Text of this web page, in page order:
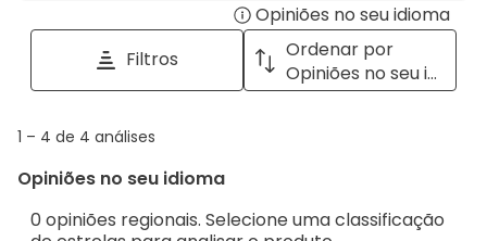
Opiniões no seu idioma
a
with
Filtros
Ordenar por
Opiniões no seu idioma
1
4
1 – 4 de 4 análises
Opiniões no seu idioma
0 opiniões regionais. Selecione uma classificação